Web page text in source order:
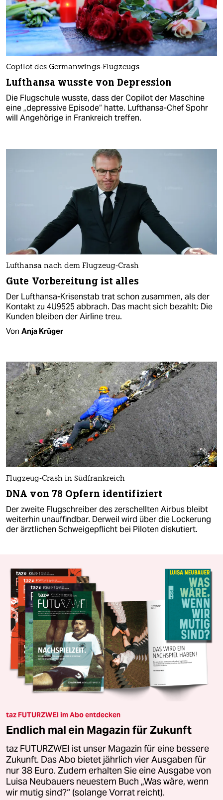
Copilot des Germanwings-Flugzeugs
Lufthansa wusste von Depression
Die Flugschule wusste, dass der Copilot der Maschine
eine „depressive Episode“ hatte. Lufthansa-Chef Spohr
will Angehörige in Frankreich treffen.
Lufthansa nach dem Flugzeug-Crash
Gute Vorbereitung ist alles
Der Lufthansa-Krisenstab trat schon zusammen, als der
Kontakt zu 4U9525 abbrach. Das macht sich bezahlt: Die
Kunden bleiben der Airline treu.
Von Anja Krüger
Flugzeug-Crash in Südfrankreich
DNA von 78 Opfern identifiziert
Der zweite Flugschreiber des zerschellten Airbus bleibt
weiterhin unauffindbar. Derweil wird über die Lockerung
der ärztlichen Schweigepflicht bei Piloten diskutiert.
taz FUTURZWEI im Abo entdecken
Endlich mal ein Magazin für Zukunft
taz FUTURZWEI ist unser Magazin für eine bessere
Zukunft. Das Abo bietet jährlich vier Ausgaben für
nur 38 Euro. Zudem erhalten Sie eine Ausgabe von
Luisa Neubauers neuestem Buch „Was wäre, wenn
wir mutig sind?“ (solange Vorrat reicht).